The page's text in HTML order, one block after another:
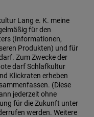
Lang e. K. meine
für den
(Informationen,
Produkten) und für
Zum Zwecke der
darf Schlafkultur
Klickraten erheben
(Diese
jederzeit ohne
für die Zukunft unter
werden. Weitere